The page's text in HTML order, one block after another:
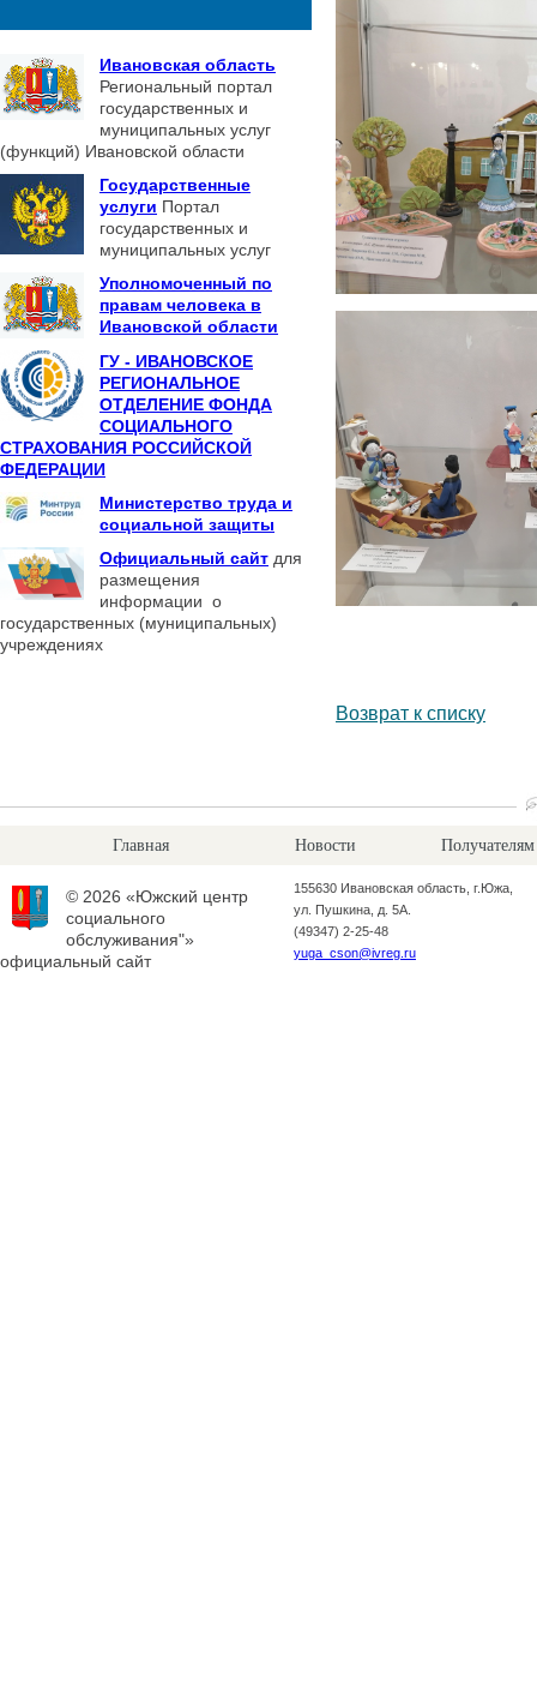
Возврат к списку
Ивановская область
Региональный портал
государственных и
муниципальных услуг
(функций) Ивановской области
Государственные
услуги Портал
государственных и
муниципальных услуг
Уполномоченный по
правам человека в
Ивановской области
ГУ - ИВАНОВСКОЕ
РЕГИОНАЛЬНОЕ
ОТДЕЛЕНИЕ ФОНДА
СОЦИАЛЬНОГО
СТРАХОВАНИЯ РОССИЙСКОЙ
ФЕДЕРАЦИИ
Министерство труда и
социальной защиты
Официальный сайт для
размещения
информации о
государственных (муниципальных)
учреждениях
Главная Новости Получателям
© 2026 «Южский центр
социального
обслуживания"»
официальный сайт
155630 Ивановская область, г.Южа,
ул. Пушкина, д. 5А.
(49347) 2-25-48
yuga_cson@ivreg.ru